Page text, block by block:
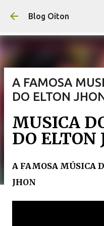
Pular para o
Blog Oiton
A FAMOSA
DO ELTON
MUSICA
DO ELTON
A FAMOSA MÚSICA
JHON